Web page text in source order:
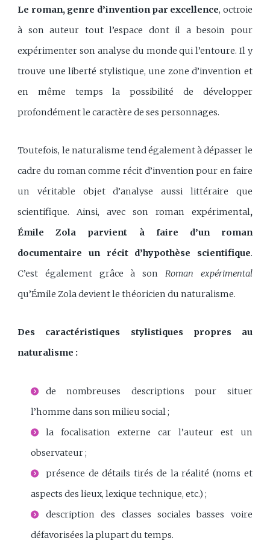
Le roman, genre d’invention par excellence, octroie
à son auteur tout l’espace dont il a besoin pour
expérimenter son analyse du monde qui l’entoure. Il y
trouve une liberté stylistique, une zone d’invention et
en même temps la possibilité de développer
profondément le caractère de ses personnages.
Toutefois, le naturalisme tend également à dépasser le
cadre du roman comme récit d’invention pour en faire
un véritable objet d’analyse aussi littéraire que
scientifique. Ainsi, avec son roman expérimental,
Émile Zola parvient à faire d’un roman
documentaire un récit d’hypothèse scientifique.
C’est également grâce à son Roman expérimental
qu’Émile Zola devient le théoricien du naturalisme.
Des caractéristiques stylistiques propres au
naturalisme :
de nombreuses descriptions pour situer
l’homme dans son milieu social ;
la focalisation externe car l’auteur est un
observateur ;
présence de détails tirés de la réalité (noms et
aspects des lieux, lexique technique, etc.) ;
description des classes sociales basses voire
défavorisées la plupart du temps.